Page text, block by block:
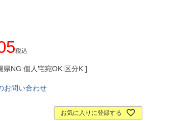
税込
県NG:個人宅宛OK:区分K
お問い合わせ
お気に入りに登録する